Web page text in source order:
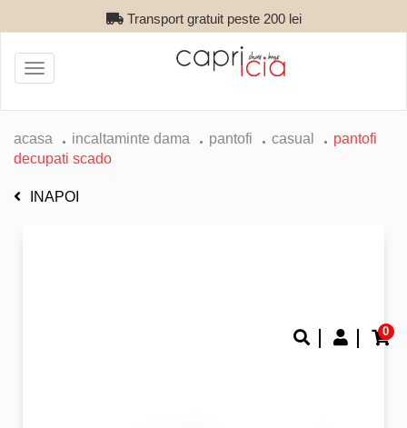
Transport gratuit peste 200 lei
0
Toggle
navigation
acasa incaltaminte dama pantofi casual
pantofi
decupati scado
INAPOI